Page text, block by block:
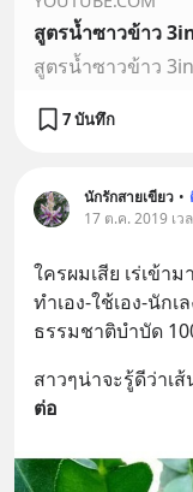
7 บันทึก
นักรักสายเขียว •
17 ต.ค. 2019 เว
ใครผมเสีย เร่เข้าม
ทำเอง-ใช้เอง-นักเ
ธรรมชาติบำบัด
สาวๆน่าจะรู้ดีว่าเ
ต่อ